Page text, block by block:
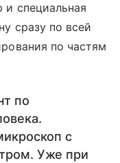
и специальная
сразу по всей
по частям
по
с
Уже при